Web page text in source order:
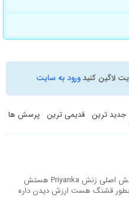
لاگین کنیدورود به سایت
جدید ترین قدیمی ترین پرسش ها
وای چه جالب یه سریال خارجی که نقش اصلی زنش Priyanka هستش
چطور قشنگ هست ارزش دیدن داره